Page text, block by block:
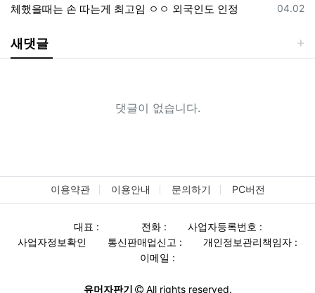
등록일
04.02
체했을때는 손 따는게 최고임 ㅇㅇ 외국인도 인정
새댓글
댓글이 없습니다.
이용약관 이용안내 문의하기 PC버전
대표 : 전화 :
사업자등록번호 :
사업자정보확인
통신판매업신고 :
개인정보관리책임자 :
이메일 :
유머자판기 All rights reserved.